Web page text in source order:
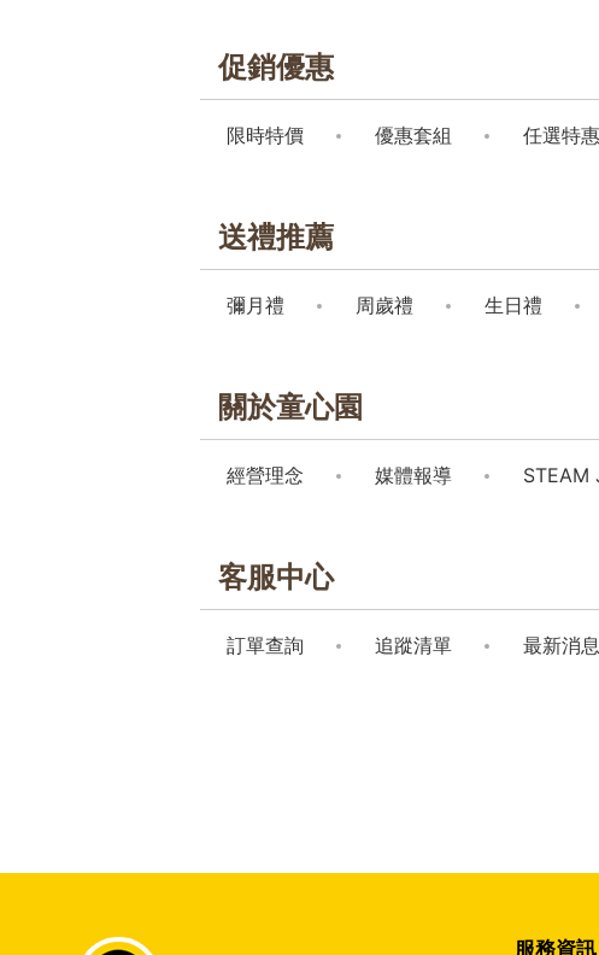
促銷優惠
限時特價 優惠套組 任選特惠
送禮推薦
彌月禮 周歲禮 生日禮
關於童心園
經營理念 媒體報導 STEAM
客服中心
訂單查詢 追蹤清單 最新消息
服務資訊